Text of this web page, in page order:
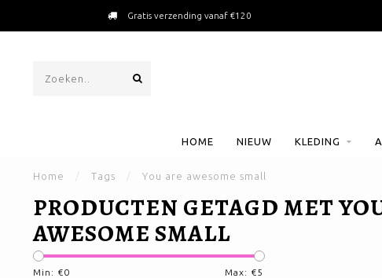
Gratis verzending vanaf €120
HOME NIEUW KLEDING
Home / Tags / You are awesome small
PRODUCTEN GETAGD MET
AWESOME SMALL
Min: €0 Max: €5